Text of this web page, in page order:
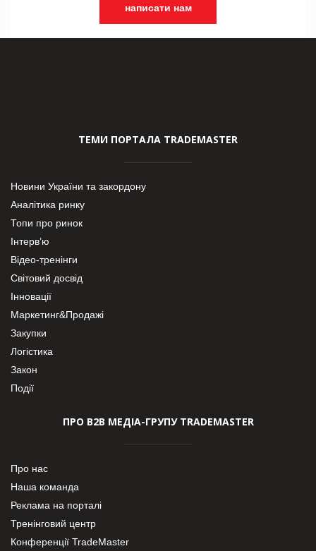
написати нам
ТЕМИ ПОРТАЛА TRADEMASTER
Новини України та закордону
Аналітика ринку
Топи про ринок
Інтерв’ю
Відео-тренінги
Світовий досвід
Інновації
Маркетинг&Продажі
Закупки
Логістика
Закон
Події
ПРО В2В МЕДІА-ГРУПУ TRADEMASTER
Про нас
Наша команда
Реклама на порталі
Тренінговий центр
Конференції TradeMaster